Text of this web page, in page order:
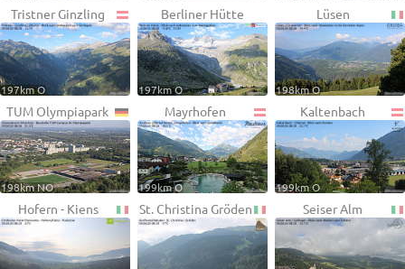
Tristner Ginzling
197km O
Berliner Hütte
197km O
Lüsen
198km O
TUM Olympiapark
198km NO
Mayrhofen
199km O
Kaltenbach
199km O
Hofern - Kiens St. Christina Gröden Seiser Alm